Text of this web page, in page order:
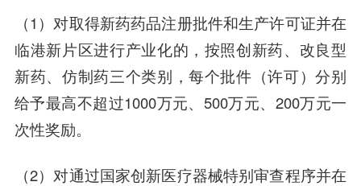
（1）对取得新药药品注册批件和生产许可证并在
临港新片区进行产业化的，按照创新药、改良型
新药、仿制药三个类别，每个批件（许可）分别
给予最高不超过1000万元、500万元、200万元一
次性奖励。
（2）对通过国家创新医疗器械特别审查程序并在